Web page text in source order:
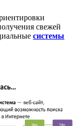
свежей
системы